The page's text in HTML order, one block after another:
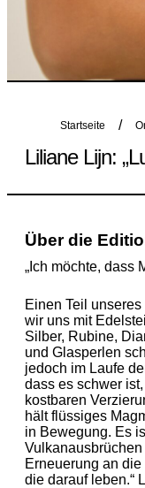
Startseite
Liliane Lijn:
Über die
„Ich möchte, dass
Einen Teil
wir uns mit
Silber, Rubine,
und Glasperlen
jedoch im Laufe
dass es schwer
kostbaren
hält flüssiges
in Bewegung. Es
Erneuerung an
die darauf leben.“